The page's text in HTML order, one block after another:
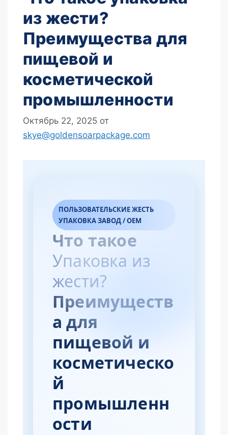
из жести?
Преимущества для
пищевой и
косметической
промышленности
Октябрь 22, 2025 от
skye@goldensoarpackage.com
ПОЛЬЗОВАТЕЛЬСКИЕ ЖЕСТЬ
УПАКОВКА ЗАВОД / OEM
Что такое
Упаковка из
жести?
Преимуществ
а для
пищевой и
косметическо
й
промышленн
ости